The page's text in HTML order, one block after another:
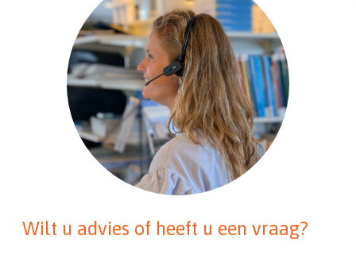
Wilt u advies of heeft u een vraag?